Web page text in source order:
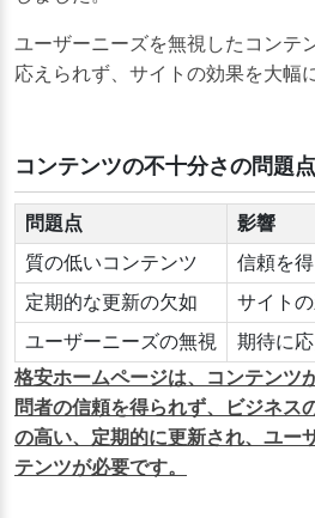
ユーザーニーズを無視したコンテ
応えられず、サイトの効果を大幅
コンテンツの不十分さの問題点
問題点
影響
質の低いコンテンツ
信頼を
定期的な更新の欠如
サイト
ユーザーニーズの無視
期待に
格安ホームページは、コンテンツ
問者の信頼を得られず、ビジネス
の高い、定期的に更新され、ユー
テンツが必要です。